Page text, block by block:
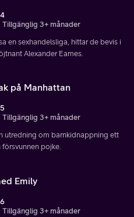
Tillgänglig 3+ månader
en sexhandelsliga, hittar de bevis i
Alexander Eames.
på Manhattan
Tillgänglig 3+ månader
utredning om barnkidnappning ett
pojke.
Emily
Tillgänglig 3+ månader